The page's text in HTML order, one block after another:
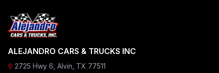
ALEJANDRO CARS & TRUCKS INC
⚲ 2725 Hwy 6, Alvin, TX 77511